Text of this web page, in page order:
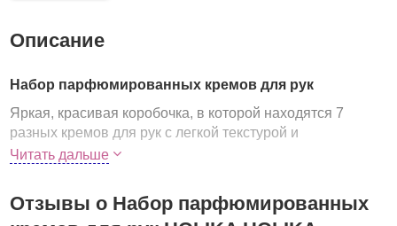
Описание
Набор парфюмированных кремов для рук
Яркая, красивая коробочка, в которой находятся 7
разных кремов для рук с легкой текстурой и
роскошными ароматами. Как дорогие духи, крем
сочных фруктов.
Читать дальше
Отзывы о Набор парфюмированных